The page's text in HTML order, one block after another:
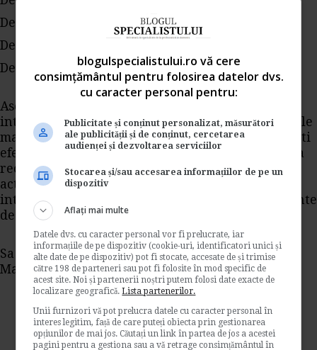
De ce introducem o noua facilitate?
De ce inchidem acest departament?
De ce nu cerem refinantare?
Ascultati-va cu atentie motivele pentru care
intreprindeti actiunile cele mai marunte si pe cele
mai insemnate. Intelegeti-va actiunile si anticipati
efectele. Priviti cu un pas inainte. Ganditi totul la
rece. Unele greseli pot fi oprite la timp. Unele
actiuni mai trebuie putin cizelate inainte sa fie
intreprinse. Unele decizii mai pot fi gandite inainte
de a fi luate.
Sa aveti succes in afaceri!
Maria Nicutar
blogulspecialistului.ro vă cere
consimțământul pentru folosirea datelor dvs.
cu caracter personal pentru:
Publicitate și conținut personalizat, măsurători
ale publicității și de conținut, cercetarea
audienței și dezvoltarea serviciilor
Stocarea și/sau accesarea informațiilor de pe un
dispozitiv
Aflați mai multe
Datele dvs. cu caracter personal vor fi prelucrate, iar
informațiile de pe dispozitiv (cookie-uri, identificatori unici și
alte date de pe dispozitiv) pot fi stocate, accesate de și trimise
către 198 de parteneri sau pot fi folosite în mod specific de
acest site. Noi și partenerii noștri putem folosi date exacte de
localizare geografică.Lista partenerilor.
Unii furnizori vă pot prelucra datele cu caracter personal în
interes legitim, față de care puteți obiecta prin gestionarea
opțiunilor de mai jos. Căutați un link în partea de jos a acestei
pagini pentru a gestiona sau a vă retrage consimțământul în